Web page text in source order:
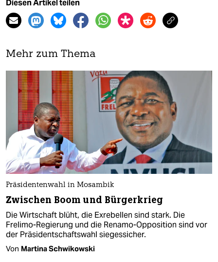
Diesen Artikel teilen
Mehr zum Thema
Präsidentenwahl in Mosambik
Zwischen Boom und Bürgerkrieg
Die Wirtschaft blüht, die Exrebellen sind stark. Die
Frelimo-Regierung und die Renamo-Opposition sind vor
der Präsidentschaftswahl siegessicher.
Von Martina Schwikowski